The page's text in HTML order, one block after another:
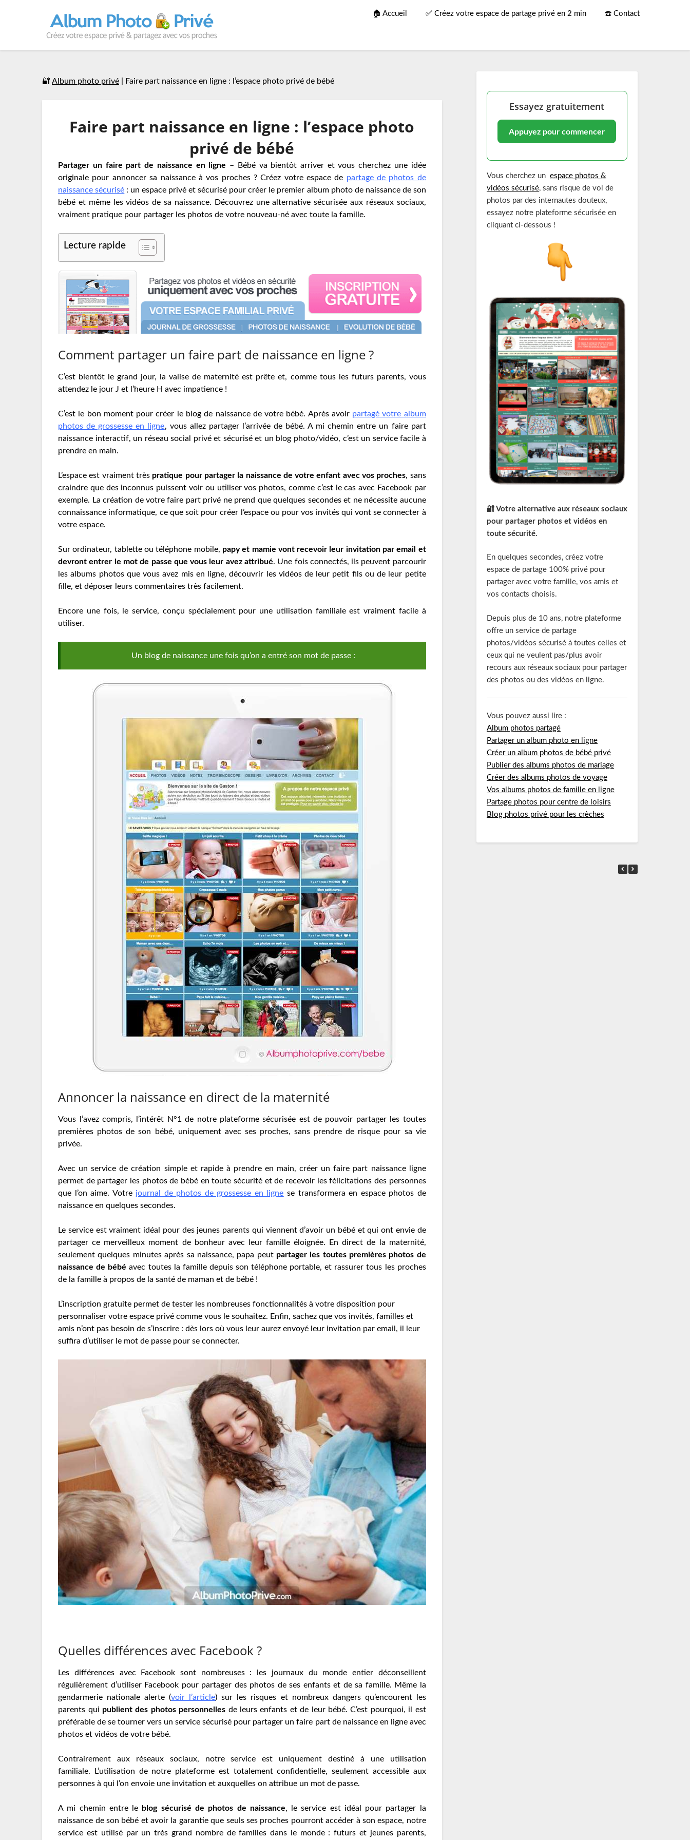
🏠 Accueil ✅ Créez votre espace de partage privé en 2 min ☎️ Contact
🔐 Album photo privé Faire part naissance en ligne : l’espace photo privé de bébé
Faire part naissance en ligne : l’espace photo
privé de bébé
Partager un faire part de naissance en ligne – Bébé va bientôt arriver et vous cherchez une idée
originale pour annoncer sa naissance à vos proches ? Créez votre espace de partage de photos de
naissance sécurisé : un espace privé et sécurisé pour créer le premier album photo de naissance de son
bébé et même les vidéos de sa naissance. Découvrez une alternative sécurisée aux réseaux sociaux,
vraiment pratique pour partager les photos de votre nouveau-né avec toute la famille.
Lecture rapide
Comment partager un faire part de naissance en ligne ?
C’est bientôt le grand jour, la valise de maternité est prête et, comme tous les futurs parents, vous
attendez le jour J et l’heure H avec impatience !
C’est le bon moment pour créer le blog de naissance de votre bébé. Après avoir partagé votre album
photos de grossesse en ligne, vous allez partager l’arrivée de bébé. A mi chemin entre un faire part
naissance interactif, un réseau social privé et sécurisé et un blog photo/vidéo, c’est un service facile à
prendre en main.
L’espace est vraiment très pratique pour partager la naissance de votre enfant avec vos proches, sans
craindre que des inconnus puissent voir ou utiliser vos photos, comme c’est le cas avec Facebook par
exemple. La création de votre faire part privé ne prend que quelques secondes et ne nécessite aucune
connaissance informatique, ce que soit pour créer l’espace ou pour vos invités qui vont se connecter à
votre espace.
Sur ordinateur, tablette ou téléphone mobile, papy et mamie vont recevoir leur invitation par email et
devront entrer le mot de passe que vous leur avez attribué. Une fois connectés, ils peuvent parcourir
les albums photos que vous avez mis en ligne, découvrir les vidéos de leur petit fils ou de leur petite
fille, et déposer leurs commentaires très facilement.
Encore une fois, le service, conçu spécialement pour une utilisation familiale est vraiment facile à
utiliser.
Un blog de naissance une fois qu’on a entré son mot de passe :
Annoncer la naissance en direct de la maternité
Vous l’avez compris, l’intérêt N°1 de notre plateforme sécurisée est de pouvoir partager les toutes
premières photos de son bébé, uniquement avec ses proches, sans prendre de risque pour sa vie
privée.
Avec un service de création simple et rapide à prendre en main, créer un faire part naissance ligne
permet de partager les photos de bébé en toute sécurité et de recevoir les félicitations des personnes
que l’on aime. Votre journal de photos de grossesse en ligne se transformera en espace photos de
naissance en quelques secondes.
Le service est vraiment idéal pour des jeunes parents qui viennent d’avoir un bébé et qui ont envie de
partager ce merveilleux moment de bonheur avec leur famille éloignée. En direct de la maternité,
seulement quelques minutes après sa naissance, papa peut partager les toutes premières photos de
naissance de bébé avec toutes la famille depuis son téléphone portable, et rassurer tous les proches
de la famille à propos de la santé de maman et de bébé !
L’inscription gratuite permet de tester les nombreuses fonctionnalités à votre disposition pour
personnaliser votre espace privé comme vous le souhaitez. Enfin, sachez que vos invités, familles et
amis n’ont pas besoin de s’inscrire : dès lors où vous leur aurez envoyé leur invitation par email, il leur
suffira d’utiliser le mot de passe pour se connecter.
Quelles différences avec Facebook ?
Les différences avec Facebook sont nombreuses : les journaux du monde entier déconseillent
régulièrement d’utiliser Facebook pour partager des photos de ses enfants et de sa famille. Même la
gendarmerie nationale alerte (voir l’article) sur les risques et nombreux dangers qu’encourent les
parents qui publient des photos personnelles de leurs enfants et de leur bébé. C’est pourquoi, il est
préférable de se tourner vers un service sécurisé pour partager un faire part de naissance en ligne avec
photos et vidéos de votre bébé.
Contrairement aux réseaux sociaux, notre service est uniquement destiné à une utilisation
familiale. L’utilisation de notre plateforme est totalement confidentielle, seulement accessible aux
personnes à qui l’on envoie une invitation et auxquelles on attribue un mot de passe.
A mi chemin entre le blog sécurisé de photos de naissance, le service est idéal pour partager la
naissance de son bébé et avoir la garantie que seuls ses proches pourront accéder à son espace, notre
service est utilisé par un très grand nombre de familles dans le monde : futurs et jeunes parents,
Essayez gratuitement
Appuyez pour commencer
Vous cherchez un espace photos &
vidéos sécurisé, sans risque de vol de
photos par des internautes douteux,
essayez notre plateforme sécurisée en
cliquant ci-dessous !
🔐 Votre alternative aux réseaux sociaux
pour partager photos et vidéos en
toute sécurité.
En quelques secondes, créez votre
espace de partage 100% privé pour
partager avec votre famille, vos amis et
vos contacts choisis.
Depuis plus de 10 ans, notre plateforme
offre un service de partage
photos/vidéos sécurisé à toutes celles et
ceux qui ne veulent pas/plus avoir
recours aux réseaux sociaux pour partager
des photos ou des vidéos en ligne.
Vous pouvez aussi lire :
Album photos partagé
Partager un album photo en ligne
Créer un album photos de bébé privé
Publier des albums photos de mariage
Créer des albums photos de voyage
Vos albums photos de famille en ligne
Partage photos pour centre de loisirs
Blog photos privé pour les crèches